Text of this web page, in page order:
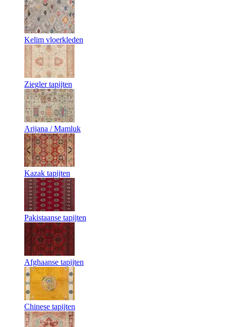
Kelim vloerkleden
Ziegler tapijten
Arijana / Mamluk
Kazak tapijten
Pakistaanse tapijten
Afghaanse tapijten
Chinese tapijten